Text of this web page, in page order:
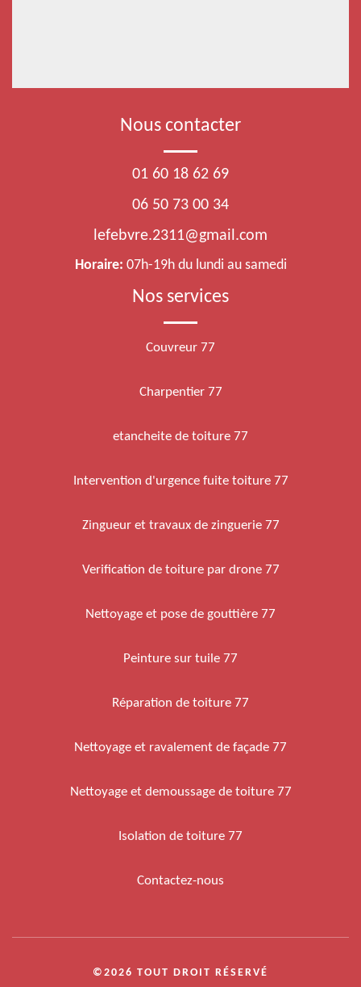
Nous contacter
01 60 18 62 69
06 50 73 00 34
lefebvre.2311@gmail.com
Horaire: 07h-19h du lundi au samedi
Nos services
Couvreur 77
Charpentier 77
etancheite de toiture 77
Intervention d'urgence fuite toiture 77
Zingueur et travaux de zinguerie 77
Verification de toiture par drone 77
Nettoyage et pose de gouttière 77
Peinture sur tuile 77
Réparation de toiture 77
Nettoyage et ravalement de façade 77
Nettoyage et demoussage de toiture 77
Isolation de toiture 77
Contactez-nous
©2026 TOUT DROIT RÉSERVÉ